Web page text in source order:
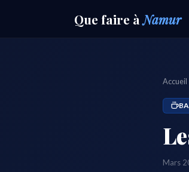
Que faire àNamur
Accueil
Mars